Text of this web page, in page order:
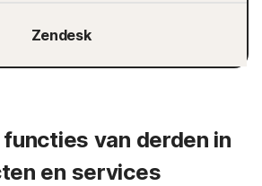
Zendesk
van derden in
en services